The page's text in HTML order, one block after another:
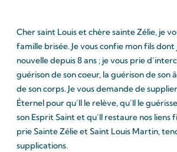
Cher saint Louis et chère sainte Zélie, je
famille brisée. Je vous confie mon fils dont
nouvelle depuis 8 ans ; je vous prie
guérison de son coeur, la guérison de son
de son corps. Je vous demande de
Éternel pour qu’Il le relève, qu’Il le
son Esprit Saint et qu’Il restaure nos liens
prie Sainte Zélie et Saint Louis Martin,
supplications.